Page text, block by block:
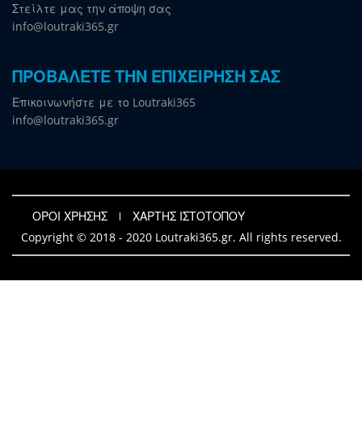
Στείλτε μας την άποψη σας
info@loutraki365.gr
ΠΡΟΒΑΛΕΤΕ ΤΗΝ ΕΠΙΧΕΙΡΗΣΗ ΣΑΣ
Επικοινωνήστε με το Loutraki365
info@loutraki365.gr
ΟΡΟΙ ΧΡΗΣΗΣ
ΧΑΡΤΗΣ ΙΣΤΟΤΟΠΟΥ
Copyright © 2018 - 2020 Loutraki365.gr. All rights reserved.